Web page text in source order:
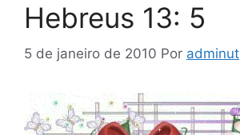
Hebreus 13: 5
5 de janeiro de 2010 Por adminut